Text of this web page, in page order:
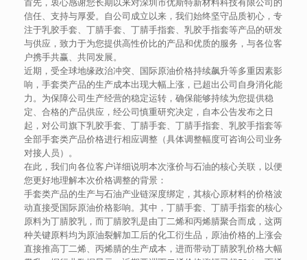
信任、支持与厚爱。自公司成立以来，我们始终坚守品质初心，专
注于乳胶手套、丁腈手套、丁腈手指套、乳胶手指套等产品的研发
与供应，致力于为您提供高性价比的产品和优质的服务，与各位客
户携手共赢、共同发展。
近期，受全球地缘政治冲突、国际原油价格持续飙升等多重因素影
响，手套类产品的生产成本出现大幅上涨，已超出公司自身消化能
力。为保障公司生产经营的稳定运转，确保能够持续为您提供稳
定、合格的产品供应，经公司慎重研究决定，自本公告发布之日
起，对公司旗下乳胶手套、丁腈手套、丁腈手指套、乳胶手指套等
全部手套类产品价格进行相应调整（具体调整幅度可咨询公司业务
对接人员）。
在此，我们向各位客户详细说明本次涨价与石油的核心关联，以便
您更好地理解本次价格调整的背景：
手套类产品的生产与石油产业链深度绑定，其核心原材料的价格波
动直接受国际原油价格影响。其中，丁腈手套、丁腈手指套的核心
原料为丁腈胶乳，而丁腈胶乳是由丁二烯和丙烯腈聚合而成，这两
种关键原料均为原油裂解加工后的化工衍生品，原油价格的上涨会
直接推高丁二烯、丙烯腈的生产成本，进而带动丁腈胶乳价格大幅